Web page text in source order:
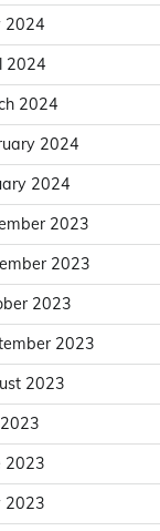
2024
2024
2024
2024
2024
2023
2023
2023
2023
2023
2023
2023